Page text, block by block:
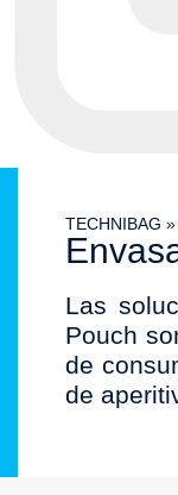
TECHNIBAG »
Las
Pouch
de
de